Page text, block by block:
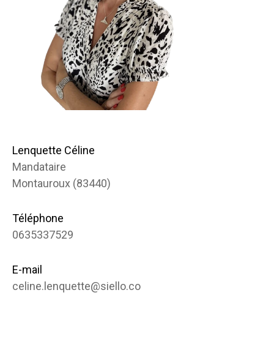
Lenquette Céline
Mandataire
Montauroux (83440)
Téléphone
0635337529
E-mail
celine.lenquette@siello.co